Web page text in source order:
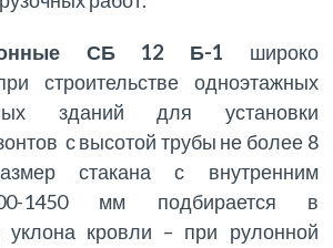
СБ 12 Б-1 широко
строительстве одноэтажных
зданий для установки
с высотой трубы не более 8
стакана с внутренним
1450 мм подбирается в
уклона кровли – при рулонной